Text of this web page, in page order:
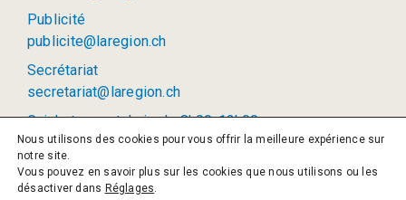
Publicité
publicite@laregion.ch
Secrétariat
secretariat@laregion.ch
Guichet ouvert: lu-je de 8h00-12h00
(permanence téléphonique: 8h00 à 12h00 et 13h00 à
17h00)
© 2026 La Région SA
Nous utilisons des cookies pour vous offrir la meilleure expérience sur
notre site.
Vous pouvez en savoir plus sur les cookies que nous utilisons ou les
désactiver dans Réglages.